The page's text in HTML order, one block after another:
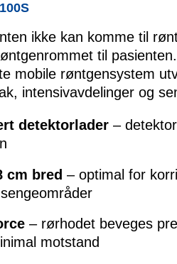
ikke kan komme til
til
mobile røntgensystem
intensivavdelinger og
detektor­lader –
cm bred – optimal for
– rørhodet beveges
motstand